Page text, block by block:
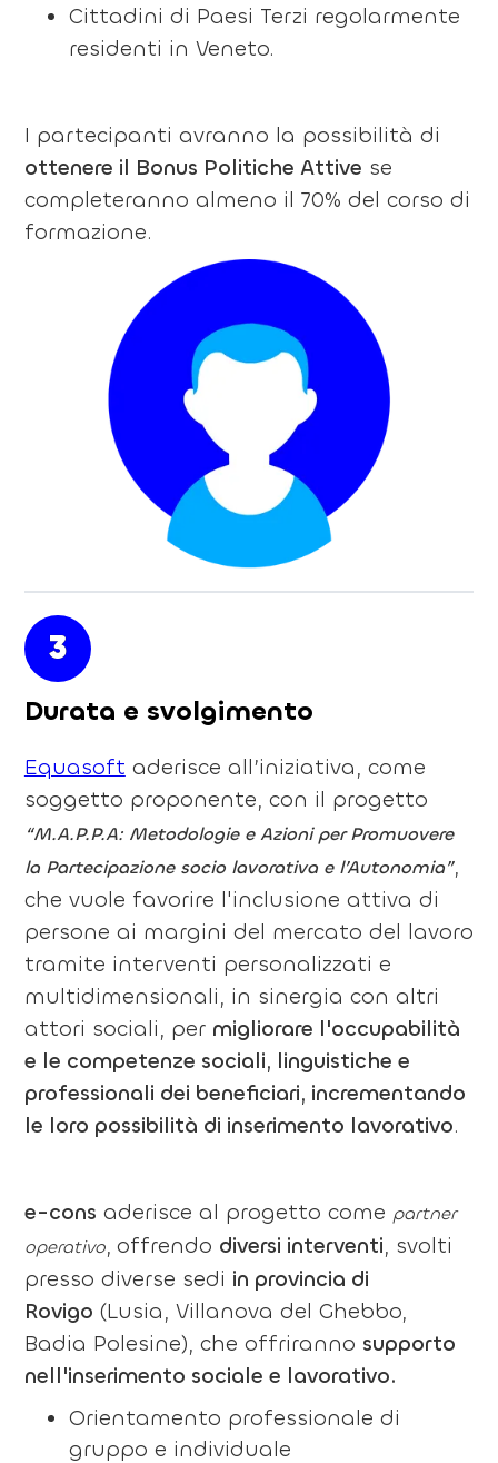
Cittadini di Paesi Terzi regolarmente
residenti in Veneto.
I partecipanti avranno la possibilità di
ottenere il Bonus Politiche Attive se
completeranno almeno il 70% del corso di
formazione.
3
Durata e svolgimento
Equasoft aderisce all’iniziativa, come
soggetto proponente, con il progetto
“M.A.P.P.A: Metodologie e Azioni per Promuovere
la Partecipazione socio lavorativa e l’Autonomia”,
che vuole favorire l'inclusione attiva di
persone ai margini del mercato del lavoro
tramite interventi personalizzati e
multidimensionali, in sinergia con altri
attori sociali, per migliorare l'occupabilità
e le competenze sociali, linguistiche e
professionali dei beneficiari, incrementando
le loro possibilità di inserimento lavorativo.
e-cons aderisce al progetto come partner
operativo, offrendo diversi interventi, svolti
presso diverse sedi in provincia di
Rovigo (Lusia, Villanova del Ghebbo,
Badia Polesine), che offriranno supporto
nell'inserimento sociale e lavorativo.
Orientamento professionale di
gruppo e individuale